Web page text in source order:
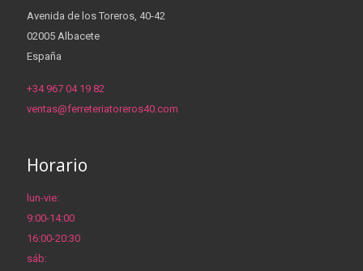
Avenida de los Toreros, 40-42
02005 Albacete
España
+34 967 04 19 82
ventas@ferreteriatoreros40.com
Horario
lun-vie:
9:00-14:00
16:00-20:30
sáb: